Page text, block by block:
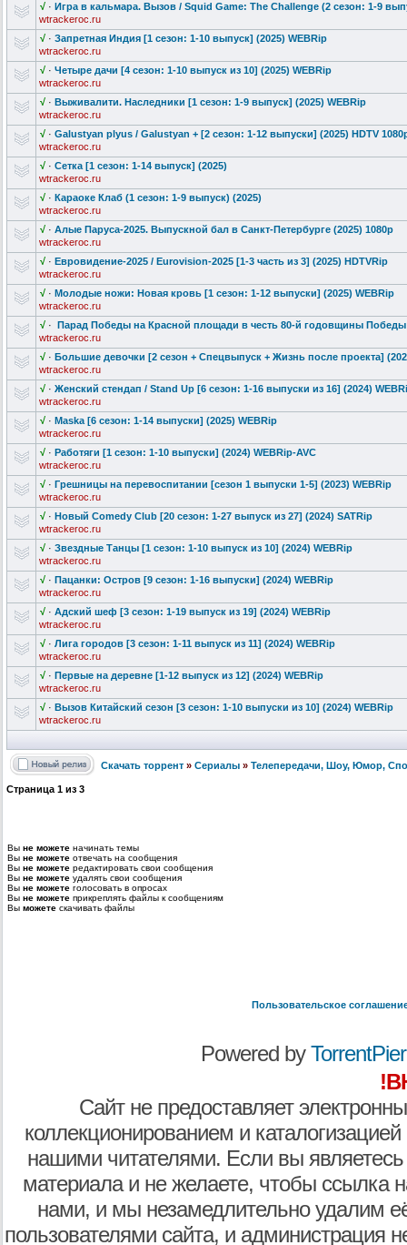
√ · Игра в кальмара. Вызов / Squid Game: The Challenge (2 сезон: 1-9
wtrackeroc.ru
√ · Запретная Индия [1 сезон: 1-10 выпуск] (2025) WEBRip
wtrackeroc.ru
√ · Четыре дачи [4 сезон: 1-10 выпуск из 10] (2025) WEBRip
wtrackeroc.ru
√ · Выживалити. Наследники [1 сезон: 1-9 выпуск] (2025) WEBRip
wtrackeroc.ru
√ · Galustyan plyus / Galustyan + [2 сезон: 1-12 выпуски] (2025) HDTV
wtrackeroc.ru
√ · Сетка [1 сезон: 1-14 выпуск] (2025)
wtrackeroc.ru
√ · Караоке Клаб (1 сезон: 1-9 выпуск) (2025)
wtrackeroc.ru
√ · Алые Паруса-2025. Выпускной бал в Санкт-Петербурге (2025) 1080p
wtrackeroc.ru
√ · Евровидение-2025 / Eurovision-2025 [1-3 часть из 3] (2025) HDTVRip
wtrackeroc.ru
√ · Молодые ножи: Новая кровь [1 сезон: 1-12 выпуски] (2025) WEBRip
wtrackeroc.ru
√ · Парад Победы на Красной площади в честь 80-й годовщины Победы
wtrackeroc.ru
√ · Большие девочки [2 сезон + Спецвыпуск + Жизнь после проекта]
wtrackeroc.ru
√ · Женский стендап / Stand Up [6 сезон: 1-16 выпуски из 16] (2024)
wtrackeroc.ru
√ · Maska [6 сезон: 1-14 выпуски] (2025) WEBRip
wtrackeroc.ru
√ · Работяги [1 сезон: 1-10 выпуски] (2024) WEBRip-AVC
wtrackeroc.ru
√ · Грешницы на перевоспитании [сезон 1 выпуски 1-5] (2023) WEBRip
wtrackeroc.ru
√ · Новый Comedy Club [20 сезон: 1-27 выпуск из 27] (2024) SATRip
wtrackeroc.ru
√ · Звездные Танцы [1 сезон: 1-10 выпуск из 10] (2024) WEBRip
wtrackeroc.ru
√ · Пацанки: Остров [9 сезон: 1-16 выпуски] (2024) WEBRip
wtrackeroc.ru
√ · Адский шеф [3 сезон: 1-19 выпуск из 19] (2024) WEBRip
wtrackeroc.ru
√ · Лига городов [3 сезон: 1-11 выпуск из 11] (2024) WEBRip
wtrackeroc.ru
√ · Пepвыe нa дepeвнe [1-12 выпуск из 12] (2024) WEBRip
wtrackeroc.ru
√ · Вызов Китайский сезон [3 сезон: 1-10 выпуски из 10] (2024) WEBRip
wtrackeroc.ru
Скачать торрент » Сериалы » Телепередачи, Шоу, Юмор,
Страница 1 из 3
Вы не можете начинать темы
Вы не можете отвечать на сообщения
Вы не можете редактировать свои сообщения
Вы не можете удалять свои сообщения
Вы не можете голосовать в опросах
Вы не можете прикреплять файлы к сообщениям
Вы можете скачивать файлы
Пользовательское
Powered by
Сайт не предоставляет
коллекционированием и
нашими читателями. Если вы являетесь
материала и не желаете, чтобы ссылка
нами, и мы незамедлительно удалим
пользователями сайта, и администрация